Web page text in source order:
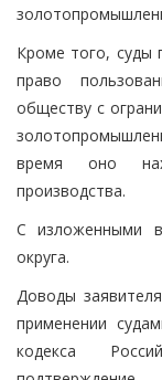
Кроме того, суды
право
обществу с
время оно
производства.
С изложенными
округа.
Доводы
применении
кодекса